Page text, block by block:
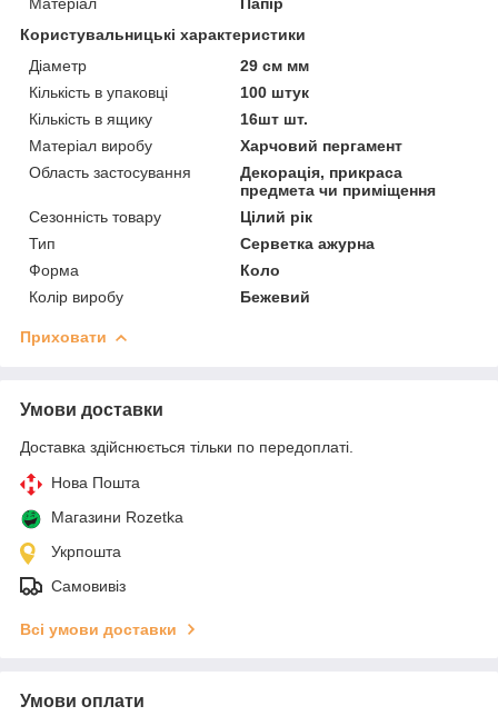
Користувальницькі характеристики
Діаметр
29 см мм
Кількість в упаковці
100 штук
Кількість в ящику
16шт шт.
Матеріал виробу
Харчовий пергамент
Область застосування
Декорація, прикраса
предмета чи приміщення
Сезонність товару
Цілий рік
Тип
Серветка ажурна
Форма
Коло
Колір виробу
Бежевий
Приховати
Умови доставки
Доставка здійснюється тільки по передоплаті.
Нова Пошта
Магазини Rozetka
Укрпошта
Самовивіз
Всі умови доставки
Умови оплати